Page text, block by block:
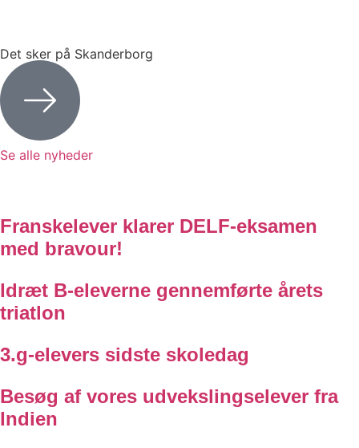
Det sker på Skanderborg
Se alle nyheder
Franskelever klarer DELF-eksamen
med bravour!
Idræt B-eleverne gennemførte årets
triatlon
3.g-elevers sidste skoledag
Besøg af vores udvekslingselever fra
Indien